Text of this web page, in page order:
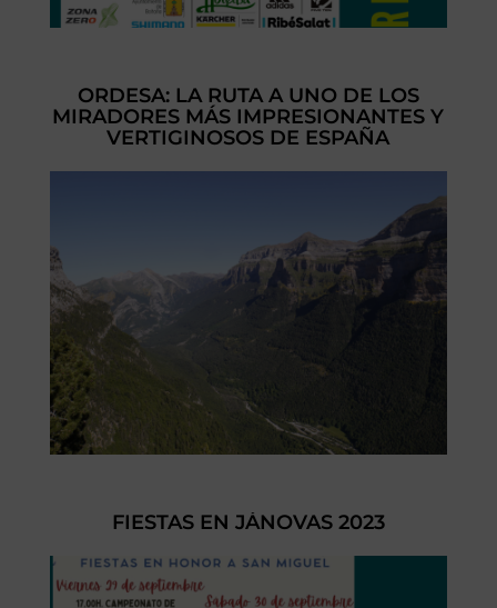
ORDESA: LA RUTA A UNO DE LOS
MIRADORES MÁS IMPRESIONANTES Y
VERTIGINOSOS DE ESPAÑA
FIESTAS EN JÁNOVAS 2023